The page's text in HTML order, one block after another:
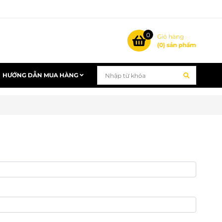
0
Giỏ hàng
(0) sản phẩm
HƯỚNG DẪN MUA HÀNG